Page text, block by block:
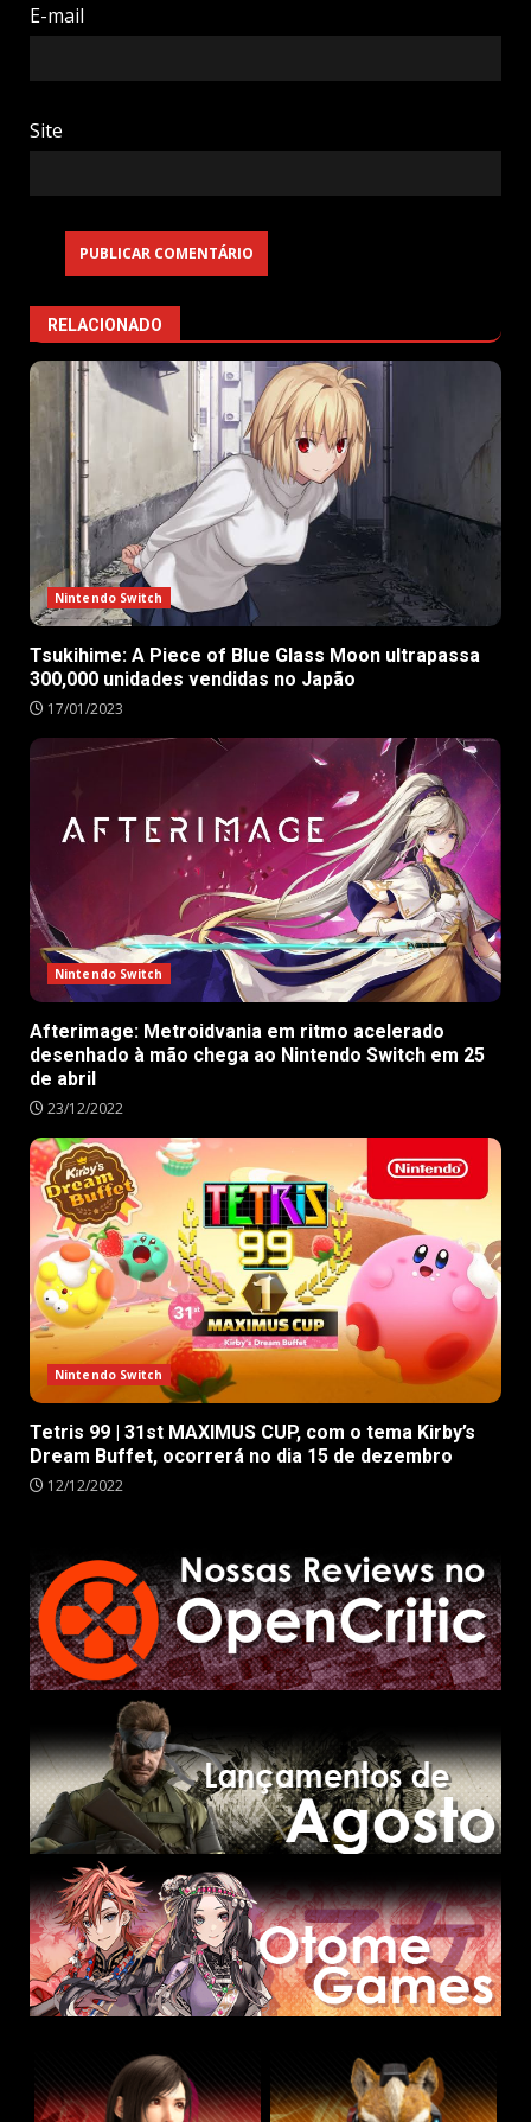
E-mail
Site
RELACIONADO
Nintendo Switch
Tsukihime: A Piece of Blue Glass Moon ultrapassa
300,000 unidades vendidas no Japão
17/01/2023
Nintendo Switch
Afterimage: Metroidvania em ritmo acelerado
desenhado à mão chega ao Nintendo Switch em 25
de abril
23/12/2022
Nintendo Switch
Tetris 99 | 31st MAXIMUS CUP, com o tema Kirby’s
Dream Buffet, ocorrerá no dia 15 de dezembro
12/12/2022